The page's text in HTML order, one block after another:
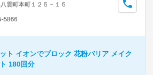
雲町本町１２５－１５
5866
ト イオンでブロック 花粉バリア メイク
180回分